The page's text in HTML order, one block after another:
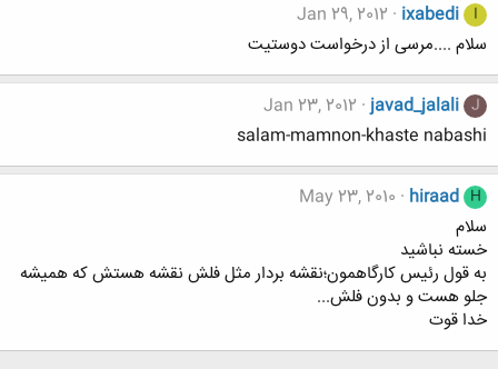
I
ixabedi
Jan 29, 2012
سلام ....مرسی از درخواست دوستیت
J
javad_jalali
Jan 23, 2012
salam-mamnon-khaste nabashi
H
hiraad
May 23, 2010
سلام
خسته نباشيد
به قول رئيس كارگاهمون؛نقشه بردار مثل فلش نقشه هستش كه هميشه
جلو هست و بدون فلش...
خدا قوت